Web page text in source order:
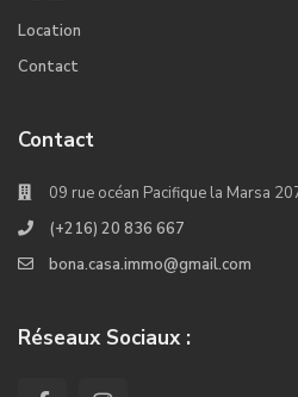
Location
Contact
Contact
09 rue océan Pacifique la Marsa
(+216) 20 836 667
bona.casa.immo@gmail.com
Réseaux Sociaux :